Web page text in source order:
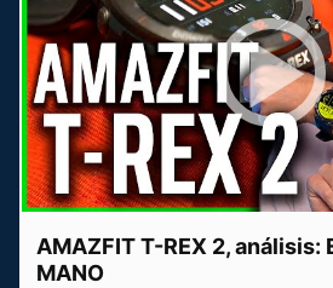
AMAZFIT T-REX 2, análisis:
MANO